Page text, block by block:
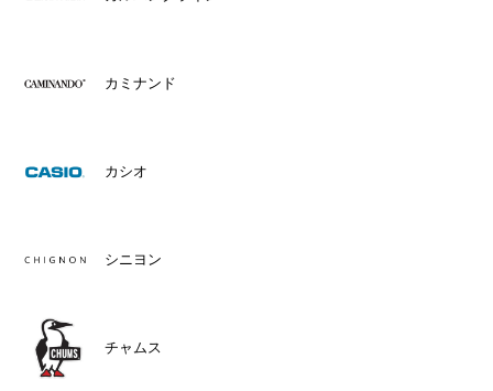
カミナンド
カシオ
シニヨン
チャムス